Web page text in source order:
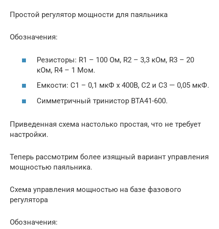
Простой регулятор мощности для паяльника
Обозначения:
Резисторы: R1 – 100 Ом, R2 – 3,3 кОм, R3 – 20
кОм, R4 – 1 Мом.
Емкости: С1 – 0,1 мкФ х 400В, С2 и С3 — 0,05 мкФ.
Симметричный тринистор BTA41-600.
Приведенная схема настолько простая, что не требует
настройки.
Теперь рассмотрим более изящный вариант управления
мощностью паяльника.
Схема управления мощностью на базе фазового
регулятора
Обозначения: